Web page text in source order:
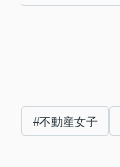
#不動産女子